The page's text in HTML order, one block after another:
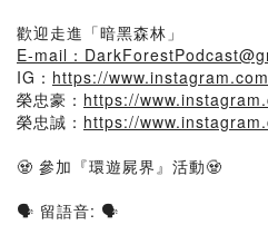
歡迎走進「暗黑森林」
E-mail：
IG： https://
榮忠豪： https://
榮忠誠： https://
🧟 參加『環遊屍界』活動🧟
🗣️ 留語音: 🗣️